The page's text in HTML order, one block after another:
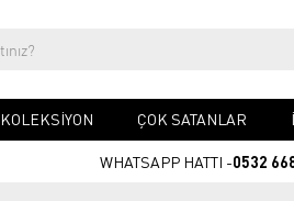
KOLEKSİYON ÇOK SATANLAR
WHATSAPP HATTI -0532